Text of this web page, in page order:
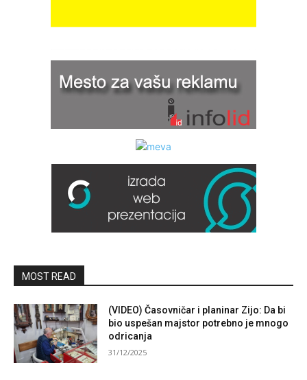
MOST READ
(VIDEO) Časovničar i planinar Zijo: Da bi
bio uspešan majstor potrebno je mnogo
odricanja
31/12/2025